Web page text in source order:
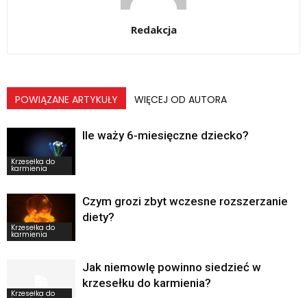
Redakcja
POWIĄZANE ARTYKUŁY WIĘCEJ OD AUTORA
Krzesełka do
karmienia
Ile waży 6-miesięczne dziecko?
Krzesełka do
karmienia
Czym grozi zbyt wczesne rozszerzanie
diety?
Krzesełka do
Jak niemowlę powinno siedzieć w
krzesełku do karmienia?